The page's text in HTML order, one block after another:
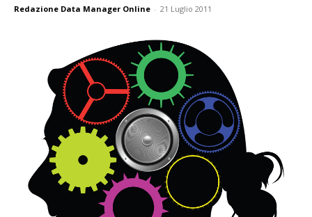
Redazione Data Manager Online - 21 Luglio 2011